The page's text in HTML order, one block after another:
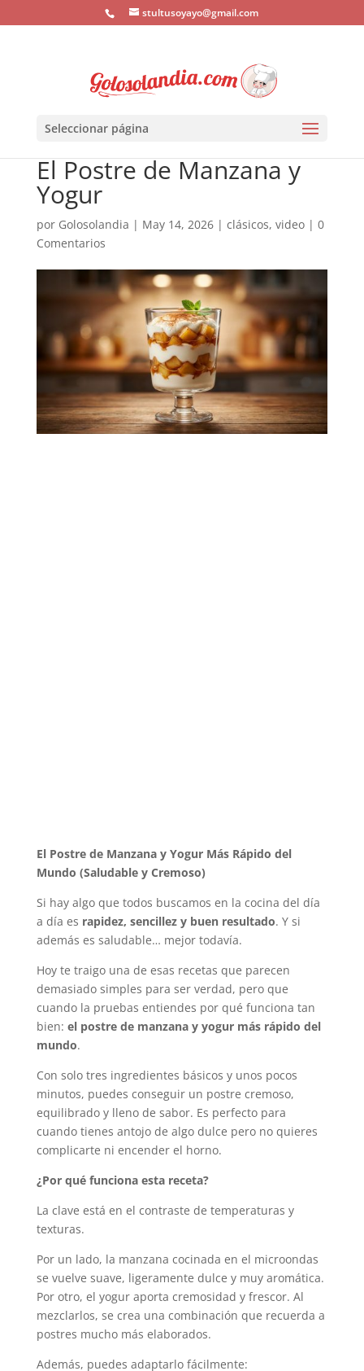
stultusoyayo@gmail.com
Seleccionar página
El Postre de Manzana y
Yogur
por Golosolandia | May 14, 2026| clásicos, video| 0
Comentarios
El Postre de Manzana y Yogur Más Rápido del
Mundo (Saludable y Cremoso)
Si hay algo que todos buscamos en la cocina del día
a día es rapidez, sencillez y buen resultado. Y si
además es saludable… mejor todavía.
Hoy te traigo una de esas recetas que parecen
demasiado simples para ser verdad, pero que
cuando la pruebas entiendes por qué funciona tan
bien: el postre de manzana y yogur más rápido del
mundo.
Con solo tres ingredientes básicos y unos pocos
minutos, puedes conseguir un postre cremoso,
equilibrado y lleno de sabor. Es perfecto para
cuando tienes antojo de algo dulce pero no quieres
complicarte ni encender el horno.
¿Por qué funciona esta receta?
La clave está en el contraste de temperaturas y
texturas.
Por un lado, la manzana cocinada en el microondas
se vuelve suave, ligeramente dulce y muy aromática.
Por otro, el yogur aporta cremosidad y frescor. Al
mezclarlos, se crea una combinación que recuerda a
postres mucho más elaborados.
Además, puedes adaptarlo fácilmente: